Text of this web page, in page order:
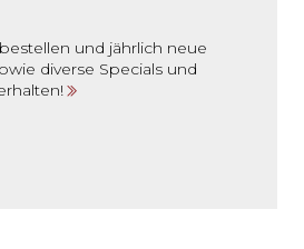
und jährlich neue
diverse Specials und